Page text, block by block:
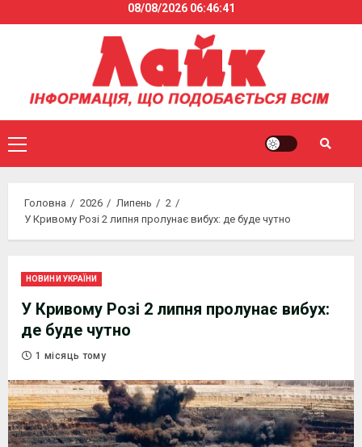
to
08/08/2026 06:46:41
Primary
Menu
Головна 2026 Липень
2
У Кривому Розі 2 липня пролунає вибух: де буде чутно
НОВИНИ УКРАЇНИ
У Кривому Розі 2 липня пролунає вибух:
де буде чутно
1 місяць тому